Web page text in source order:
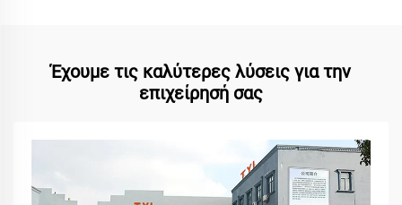
Έχουμε τις καλύτερες λύσεις για την
επιχείρησή σας